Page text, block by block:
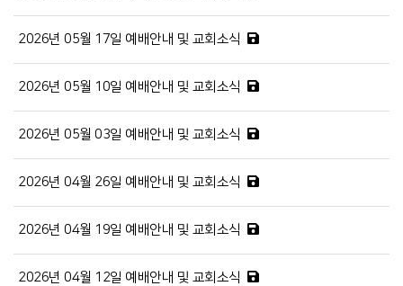
2026년 05월 17일 예배안내 및 교회소식
2026년 05월 10일 예배안내 및 교회소식
2026년 05월 03일 예배안내 및 교회소식
2026년 04월 26일 예배안내 및 교회소식
2026년 04월 19일 예배안내 및 교회소식
2026년 04월 12일 예배안내 및 교회소식